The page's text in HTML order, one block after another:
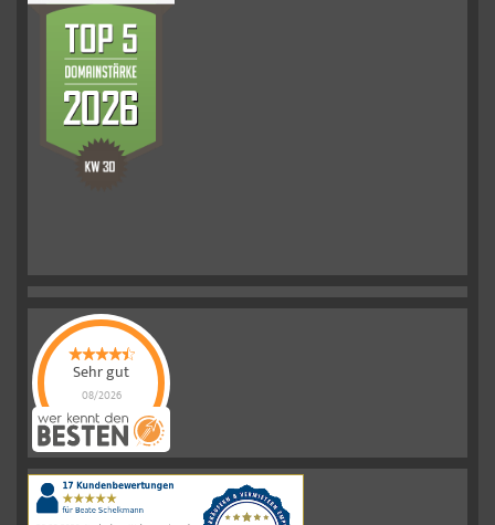
Sehr gut
08/2026
Schelkmann
Immobilienhat
|110Schelkmann
ImmobilienBewertungen
auf
werkenntdenBESTEN.de